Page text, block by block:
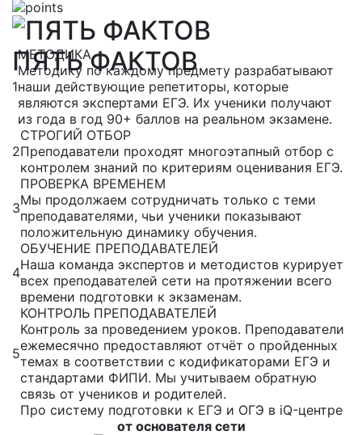
ПЯТЬ ФАКТОВ
1
МЕТОДИКА
Методику по каждому предмету разрабатывают
наши действующие репетиторы, которые
являются экспертами ЕГЭ. Их ученики получают
из года в год 90+ баллов на реальном экзамене.
2
СТРОГИЙ ОТБОР
Преподаватели проходят многоэтапный отбор с
контролем знаний по критериям оценивания ЕГЭ.
3
ПРОВЕРКА ВРЕМЕНЕМ
Мы продолжаем сотрудничать только с теми
преподавателями, чьи ученики показывают
положительную динамику обучения.
4
ОБУЧЕНИЕ ПРЕПОДАВАТЕЛЕЙ
Наша команда экспертов и методистов курирует
всех преподавателей сети на протяжении всего
времени подготовки к экзаменам.
5
КОНТРОЛЬ ПРЕПОДАВАТЕЛЕЙ
Контроль за проведением уроков. Преподаватели
ежемесячно предоставляют отчёт о пройденных
темах в соответствии с кодификаторами ЕГЭ и
стандартами ФИПИ. Мы учитываем обратную
связь от учеников и родителей.
Про систему подготовки к ЕГЭ и ОГЭ в iQ-центре
от основателя сети